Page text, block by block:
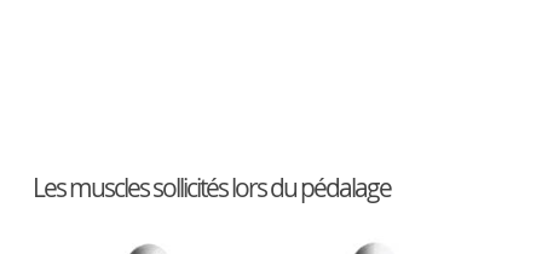
Les muscles sollicités lors du pédalage